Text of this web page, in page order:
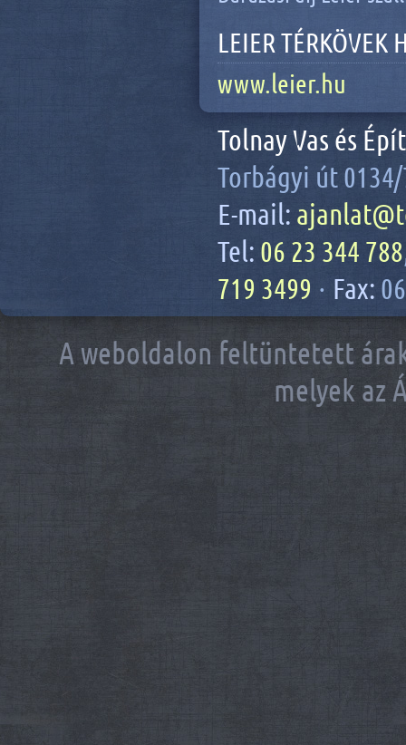
LEIER TÉRKÖVEK
www.leier.hu
Tolnay Vas és
Torbágyi út
E-mail:
Tel: 06 23 344 788
719 3499 · Fax:
A weboldalon feltüntetett
melyek az